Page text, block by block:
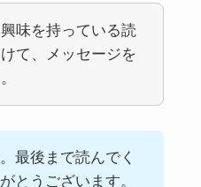
味を持っている読
て、メッセージを
最後まで読んでく
とうございます。